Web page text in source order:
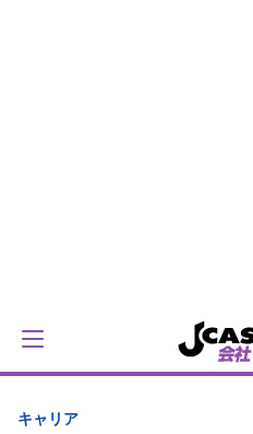
キャリア